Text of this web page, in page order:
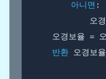
아니면 :
반환 오경보율